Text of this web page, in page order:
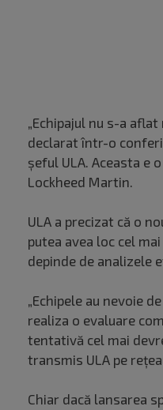
„Echipajul nu s-a
declarat într-o
şeful ULA. Aceasta e
Lockheed Martin.
ULA a precizat că o
putea avea loc cel
depinde de analizele
„Echipele au nevoie
realiza o evaluare
tentativă cel mai
transmis ULA pe
Chiar dacă lansarea